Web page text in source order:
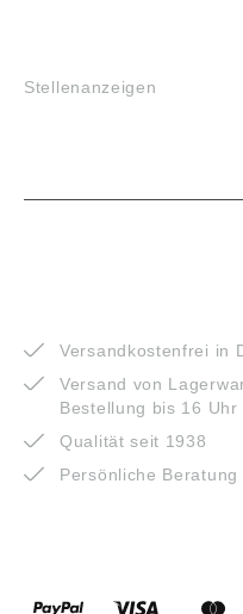
Stellenanzeigen
Versandkostenfrei in
Versand von
Bestellung bis 16 Uhr
Qualität seit 1938
Persönliche Beratung